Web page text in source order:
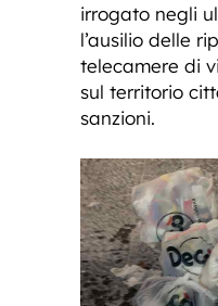
irrogato negli
l’ausilio delle
telecamere di
sul territorio
sanzioni.